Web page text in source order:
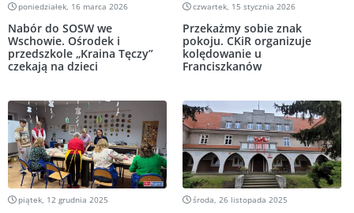
poniedziałek, 16 marca 2026
Nabór do SOSW we
Wschowie. Ośrodek i
przedszkole „Kraina Tęczy”
czekają na dzieci
czwartek, 15 stycznia 2026
Przekażmy sobie znak
pokoju. CKiR organizuje
kolędowanie u
Franciszkanów
piątek, 12 grudnia 2025 środa, 26 listopada 2025